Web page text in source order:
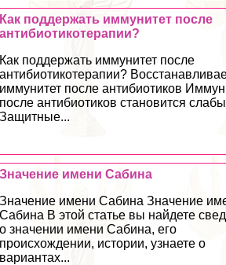
Как поддержать иммунитет после
антибиотикотерапии?
Как поддержать иммунитет после
антибиотикотерапии?
иммунитет после антибиотиков
после антибиотиков становится
Защитные...
Значение имени Сабина
Значение имени Сабина Значение
Сабина В этой статье вы найдете
о значении имени Сабина, его
происхождении, истории, узнаете о
вариантах...